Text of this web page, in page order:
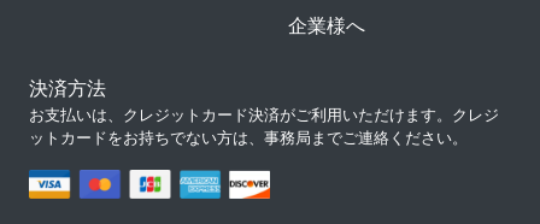
企業様へ
決済方法
お支払いは、クレジットカード決済がご利用いただけます。クレジ
ットカードをお持ちでない方は、事務局までご連絡ください。